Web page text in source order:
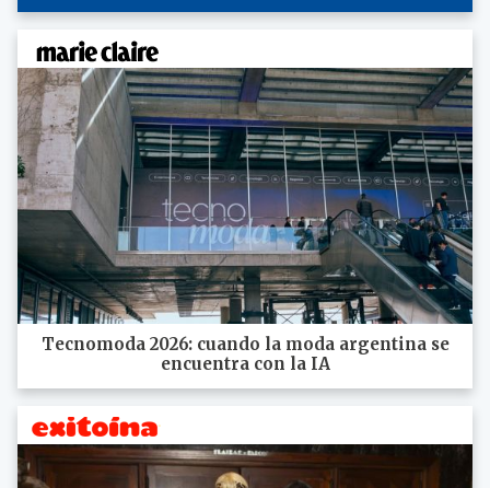
Tecnomoda 2026: cuando la moda argentina se
encuentra con la IA